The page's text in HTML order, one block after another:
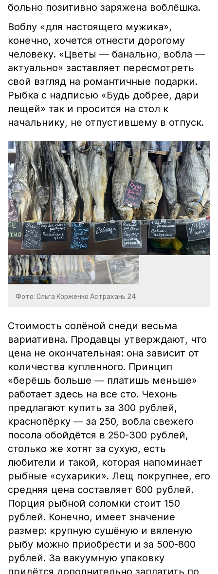
больно позитивно заряжена воблёшка.
Воблу «для настоящего мужика»,
конечно, хочется отнести дорогому
человеку. «Цветы — банально, вобла —
актуально» заставляет пересмотреть
свой взгляд на романтичные подарки.
Рыбка с надписью «Будь добрее, дари
лещей» так и просится на стол к
начальнику, не отпустившему в отпуск.
Фото: Ольга Корженко Астрахань 24
Стоимость солёной снеди весьма
вариативна. Продавцы утверждают, что
цена не окончательная: она зависит от
количества купленного. Принцип
«берёшь больше — платишь меньше»
работает здесь на все сто. Чехонь
предлагают купить за 300 рублей,
краснопёрку — за 250, вобла свежего
посола обойдётся в 250-300 рублей,
столько же хотят за сухую, есть
любители и такой, которая напоминает
рыбные «сухарики». Лещ покрупнее, его
средняя цена составляет 600 рублей.
Порция рыбной соломки стоит 150
рублей. Конечно, имеет значение
размер: крупную сушёную и вяленую
рыбу можно приобрести и за 500-800
рублей. За вакуумную упаковку
придётся дополнительно заплатить по